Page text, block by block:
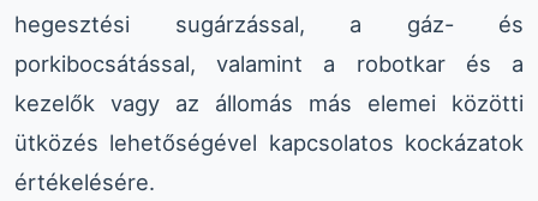
hegesztési sugárzással, a gáz- és
porkibocsátással, valamint a robotkar és a
kezelők vagy az állomás más elemei közötti
ütközés lehetőségével kapcsolatos kockázatok
értékelésére.